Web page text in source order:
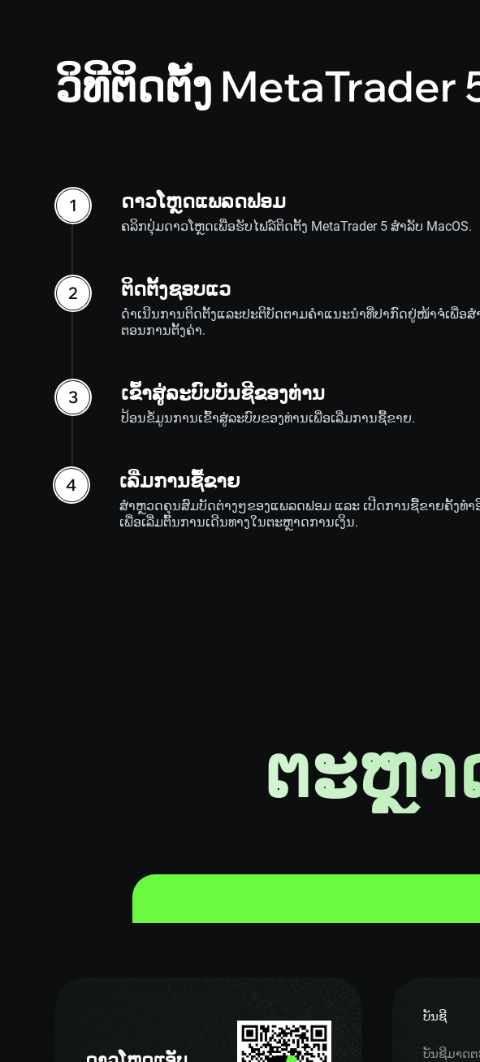
ວິທີຕິດຕັ້ງ MetaTrader
ດາວໂຫຼດແພລດຟອມ
ຄລິກປຸ່ມດາວໂຫຼດເພື່ອຮັບໄຟລ໌ຕິດຕັ້ງ MetaTrader 5 ສຳລັບ MacOS.
ຕິດຕັ້ງຊອບແວ
ດໍາເນີນການຕິດຕັ້ງແລະປະຕິບັດຕາມຄໍາແນະນໍາທີ່ປາກົດຢູ່ໜ້າຈໍເພື່ອສໍ
ຕອນການຕັ້ງຄ່າ.
ເຂົ້າສູ່ລະບົບບັນຊີຂອງທ່ານ
ປ້ອນຂໍ້ມູນການເຂົ້າສູ່ລະບົບຂອງທ່ານເພື່ອເລີ່ມການຊື້ຂາຍ.
ເລີ່ມການຊື້ຂາຍ
ສຳຫຼວດຄຸນສົມບັດຕ່າງໆຂອງແພລດຟອມ ແລະ ເປີດການຊື້ຂາຍຄັ້ງທໍາ
ເພື່ອເລີ່ມຕົ້ນການເດີນທາງໃນຕະຫຼາດການເງິນ.
ຕະຫຼາ
ບັນຊີ
ບັນຊີມາດຕ